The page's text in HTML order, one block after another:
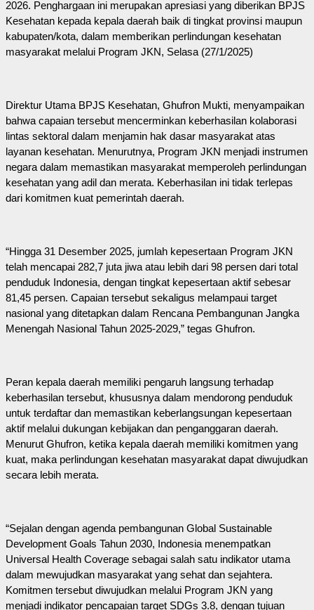
2026. Penghargaan ini merupakan apresiasi yang diberikan BPJS
Kesehatan kepada kepala daerah baik di tingkat provinsi maupun
kabupaten/kota, dalam memberikan perlindungan kesehatan
masyarakat melalui Program JKN, Selasa (27/1/2025)
Direktur Utama BPJS Kesehatan, Ghufron Mukti, menyampaikan
bahwa capaian tersebut mencerminkan keberhasilan kolaborasi
lintas sektoral dalam menjamin hak dasar masyarakat atas
layanan kesehatan. Menurutnya, Program JKN menjadi instrumen
negara dalam memastikan masyarakat memperoleh perlindungan
kesehatan yang adil dan merata. Keberhasilan ini tidak terlepas
dari komitmen kuat pemerintah daerah.
“Hingga 31 Desember 2025, jumlah kepesertaan Program JKN
telah mencapai 282,7 juta jiwa atau lebih dari 98 persen dari total
penduduk Indonesia, dengan tingkat kepesertaan aktif sebesar
81,45 persen. Capaian tersebut sekaligus melampaui target
nasional yang ditetapkan dalam Rencana Pembangunan Jangka
Menengah Nasional Tahun 2025-2029,” tegas Ghufron.
Peran kepala daerah memiliki pengaruh langsung terhadap
keberhasilan tersebut, khususnya dalam mendorong penduduk
untuk terdaftar dan memastikan keberlangsungan kepesertaan
aktif melalui dukungan kebijakan dan penganggaran daerah.
Menurut Ghufron, ketika kepala daerah memiliki komitmen yang
kuat, maka perlindungan kesehatan masyarakat dapat diwujudkan
secara lebih merata.
“Sejalan dengan agenda pembangunan Global Sustainable
Development Goals Tahun 2030, Indonesia menempatkan
Universal Health Coverage sebagai salah satu indikator utama
dalam mewujudkan masyarakat yang sehat dan sejahtera.
Komitmen tersebut diwujudkan melalui Program JKN yang
menjadi indikator pencapaian target SDGs 3.8, dengan tujuan